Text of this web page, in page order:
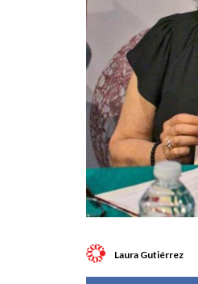
Laura Gutiérrez